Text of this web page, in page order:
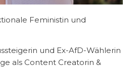
Feministin und
und Ex-AfD-Wählerin
als Content Creatorin &